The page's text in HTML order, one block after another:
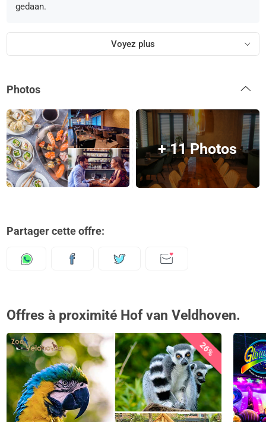
gedaan.
Voyez plus
Photos
+ 11 Photos
Partager cette offre:
Offres à proximité Hof van Veldhoven.
26%